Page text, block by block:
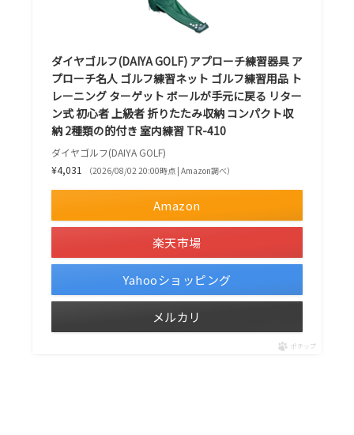
ダイヤゴルフ(DAIYA GOLF) アプローチ練習器具 ア
プローチ名人 ゴルフ練習ネット ゴルフ練習用品 ト
レーニング ターゲット ボールが手元に戻る リター
ン式 初心者 上級者 折りたたみ収納 コンパクト収
納 2種類の的付き 室内練習 TR-410
ダイヤゴルフ(DAIYA GOLF)
¥4,031
（2026/08/02 20:00時点 | Amazon調べ）
Amazon
楽天市場
Yahooショッピング
メルカリ
ポチップ